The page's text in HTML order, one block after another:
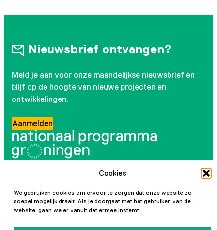
Cookies
We gebruiken cookies om ervoor te zorgen dat onze website zo
soepel mogelijk draait. Als je doorgaat met het gebruiken van de
website, gaan we er vanuit dat ermee instemt.
InstagramLinkedIn YouTube Facebook
Nieuwsbrief ontvangen?
Meld je aan voor onze maandelijkse nieuwsbrief en
blijf op de hoogte van nieuwe projecten en
ontwikkelingen.
Aanmelden